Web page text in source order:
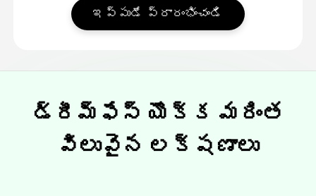
ఇప్పుడే ప్రారంభించండి
డ్రీమ్ఫేస్ యొక్క మరింత
విలువైన లక్షణాలు